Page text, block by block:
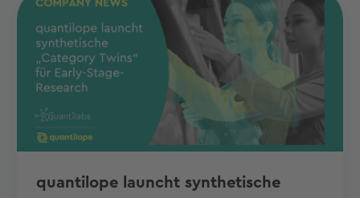
quantilope launcht synthetische